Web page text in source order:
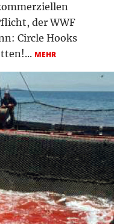
der WWF
Circle Hooks
MEHR